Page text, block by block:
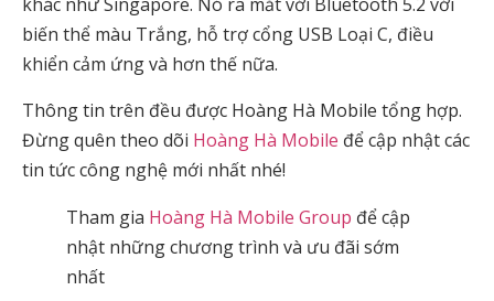
biến thể màu Trắng, hỗ trợ cổng USB Loại C, điều
khiển cảm ứng và hơn thế nữa.
Thông tin trên đều được Hoàng Hà Mobile tổng hợp.
Đừng quên theo dõi Hoàng Hà Mobile để cập nhật các
tin tức công nghệ mới nhất nhé!
Tham gia Hoàng Hà Mobile Group để cập
nhật những chương trình và ưu đãi sớm
nhất